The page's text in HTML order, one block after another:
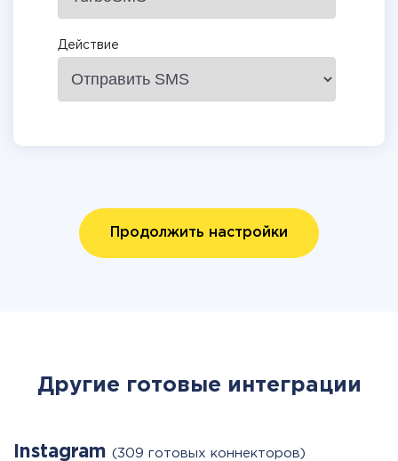
Действие
Продолжить настройки
Другие готовые интеграции
Instagram (309 готовых коннекторов)